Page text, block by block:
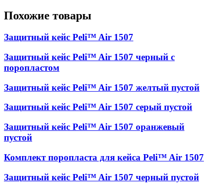
Похожие товары
Защитный кейс Peli™ Air 1507
Защитный кейс Peli™ Air 1507 черный с
поропластом
Защитный кейс Peli™ Air 1507 желтый пустой
Защитный кейс Peli™ Air 1507 серый пустой
Защитный кейс Peli™ Air 1507 оранжевый
пустой
Комплект поропласта для кейса Peli™ Air 1507
Защитный кейс Peli™ Air 1507 черный пустой